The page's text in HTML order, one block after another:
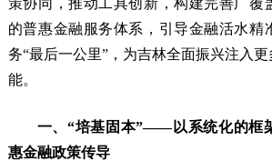
策协同，推动工具创新，构建完善广覆
的普惠金融服务体系，引导金融活水精
务“最后一公里”，为吉林全面振兴注入
能。
一、“培基固本”——以系统化的框
惠金融政策传导